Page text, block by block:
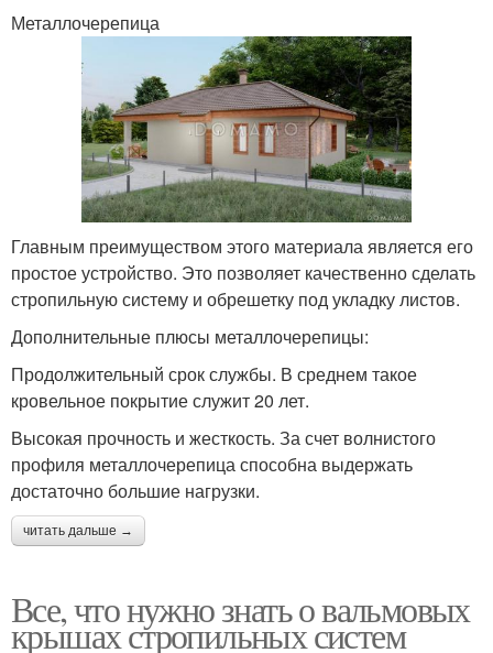
Металлочерепица
Главным преимуществом этого материала является его
простое устройство. Это позволяет качественно сделать
стропильную систему и обрешетку под укладку листов.
Дополнительные плюсы металлочерепицы:
Продолжительный срок службы. В среднем такое
кровельное покрытие служит 20 лет.
Высокая прочность и жесткость. За счет волнистого
профиля металлочерепица способна выдержать
достаточно большие нагрузки.
читать дальше →
Все, что нужно знать о вальмовых
крышах стропильных систем